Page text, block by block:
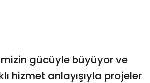
gücüyle büyüyor ve
hizmet anlayışıyla projeler